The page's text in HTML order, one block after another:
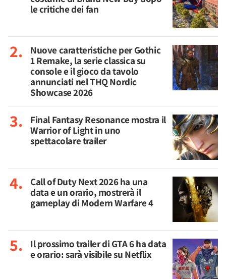
le critiche dei fan
Nuove caratteristiche per Gothic
1 Remake, la serie classica su
console e il gioco da tavolo
annunciati nel THQ Nordic
Showcase 2026
Final Fantasy Resonance mostra il
Warrior of Light in uno
spettacolare trailer
Call of Duty Next 2026 ha una
data e un orario, mostrerà il
gameplay di Modern Warfare 4
Il prossimo trailer di GTA 6 ha data
e orario: sarà visibile su Netflix